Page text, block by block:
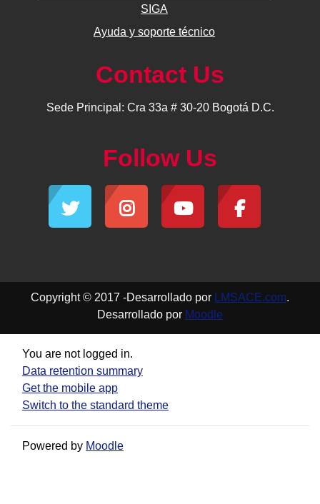
SIGA
Ayuda y soporte técnico
Contact Us
Sede Principal: Cra 33a # 30-20 Bogotá D.C.
Follow Us
Copyright © 2017 -Desarrollado por LMSACE.com.
Desarrollado por Moodle
You are not logged in.
Data retention summary
Get the mobile app
Switch to the standard theme
Powered by Moodle